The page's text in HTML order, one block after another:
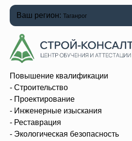
Ваш регион: Таганрог
Повышение квалификации
- Строительство
- Проектирование
- Инженерные изыскания
- Реставрация
- Экологическая безопасность